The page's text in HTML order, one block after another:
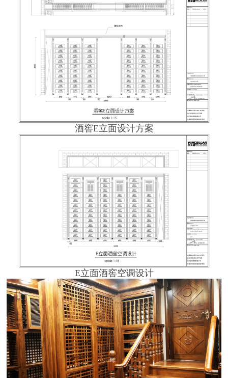
酒窖E立面设计方案
E立面酒窖空调设计